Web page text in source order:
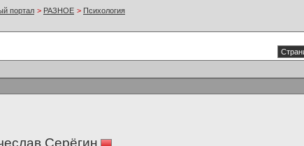
портал > РАЗНОЕ > Психология
Серёгин